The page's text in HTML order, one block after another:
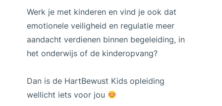
Werk je met kinderen en vind je ook dat
emotionele veiligheid en regulatie meer
aandacht verdienen binnen begeleiding, in
het onderwijs of de kinderopvang?
Dan is de HartBewust Kids opleiding
wellicht iets voor jou